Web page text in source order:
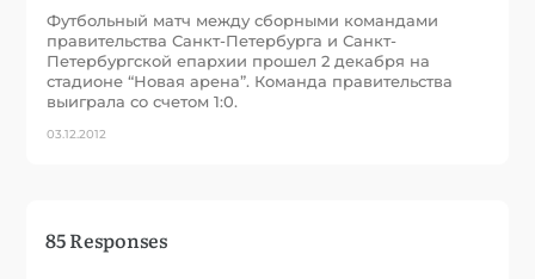
Футбольный матч между сборными командами
правительства Санкт-Петербурга и Санкт-
Петербургской епархии прошел 2 декабря на
стадионе “Новая арена”. Команда правительства
выиграла со счетом 1:0.
03.12.2012
85 Responses